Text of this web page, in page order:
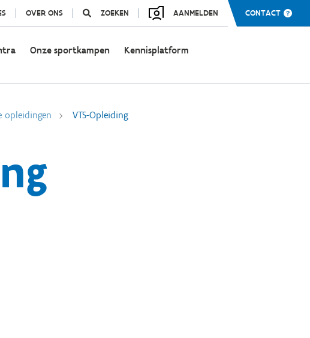
OVER ONS ZOEKEN AANMELDEN CONTACT
Onze sportkampen Kennisplatform
opleidingen VTS-Opleiding